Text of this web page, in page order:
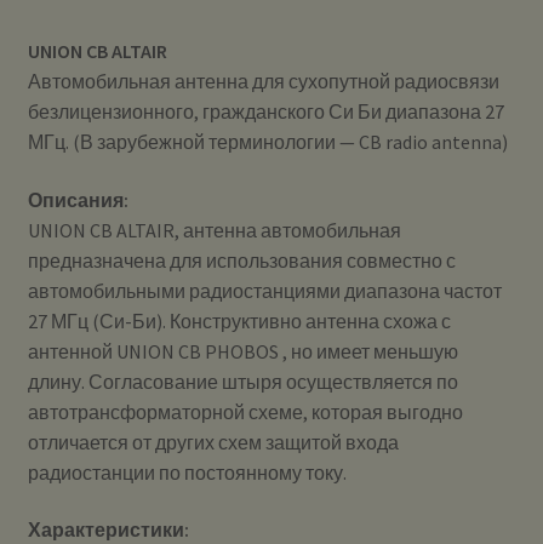
UNION CB ALTAIR
Автомобильная антенна для сухопутной радиосвязи
безлицензионного, гражданского Си Би диапазона 27
МГц. (В зарубежной терминологии — CB radio antenna)
Описания:
UNION CB ALTAIR, антенна автомобильная
предназначена для использования совместно с
автомобильными радиостанциями диапазона частот
27 МГц (Си-Би). Конструктивно антенна схожа с
антенной UNION CB PHOBOS , но имеет меньшую
длину. Согласование штыря осуществляется по
автотрансформаторной схеме, которая выгодно
отличается от других схем защитой входа
радиостанции по постоянному току.
Характеристики: